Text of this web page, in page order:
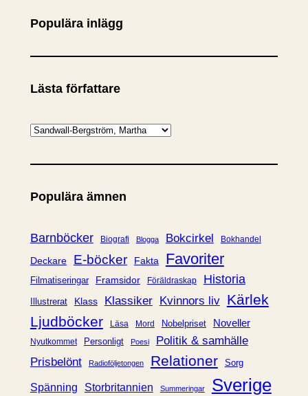
Populära inlägg
Lästa författare
K
t
g
r
i
Populära ämnen
Barnböcker Biografi Blogga Bokcirkel Bokhandel
Deckare E-böcker Fakta Favoriter
Filmatiseringar Framsidor Föräldraskap Historia
Illustrerat Klass Klassiker Kvinnors liv Kärlek
Ljudböcker
Läsa Mord Nobelpriset Noveller
Nyutkommet Personligt Poesi
Politik & samhälle
Prisbelönt
Radioföljetongen Relationer Sorg
Spänning Storbritannien Summeringar Sverige